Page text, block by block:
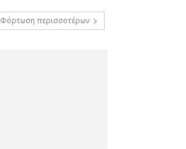
Φόρτωση περισσοτέρων